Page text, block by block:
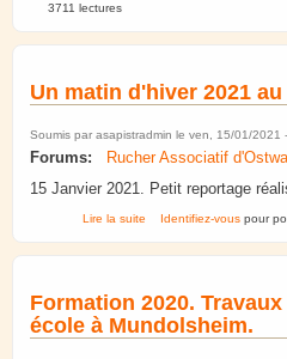
3711 lectures
Un matin d'hiver 2021
Soumis par asapistradmin le ven, 15/01/2021
Forums:
Rucher Associatif
15 Janvier 2021. Petit reportage
Lire la suite de Un matin d'hiver
Identifiez-vous pour
Formation 2020.
école à Mundolsheim.